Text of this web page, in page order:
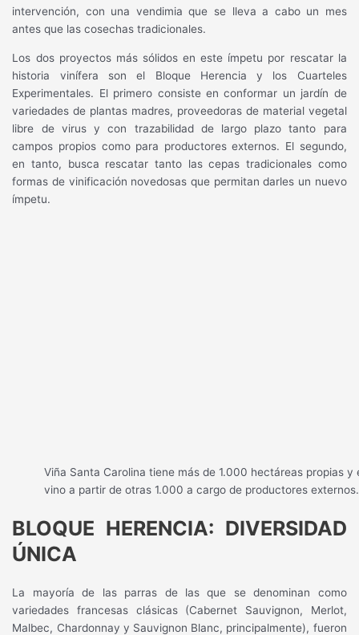
intervención, con una vendimia que se lleva a cabo un mes
antes que las cosechas tradicionales.
Los dos proyectos más sólidos en este ímpetu por rescatar la
historia vinífera son el Bloque Herencia y los Cuarteles
Experimentales. El primero consiste en conformar un jardín de
variedades de plantas madres, proveedoras de material vegetal
libre de virus y con trazabilidad de largo plazo tanto para
campos propios como para productores externos. El segundo,
en tanto, busca rescatar tanto las cepas tradicionales como
formas de vinificación novedosas que permitan darles un nuevo
ímpetu.
Viña Santa Carolina tiene más de 1.000 hectáreas propias y
vino a partir de otras 1.000 a cargo de productores externos.
BLOQUE HERENCIA: DIVERSIDAD
ÚNICA
La mayoría de las parras de las que se denominan como
variedades francesas clásicas (Cabernet Sauvignon, Merlot,
Malbec, Chardonnay y Sauvignon Blanc, principalmente), fueron